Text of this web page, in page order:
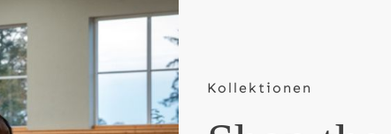
Kollektionen